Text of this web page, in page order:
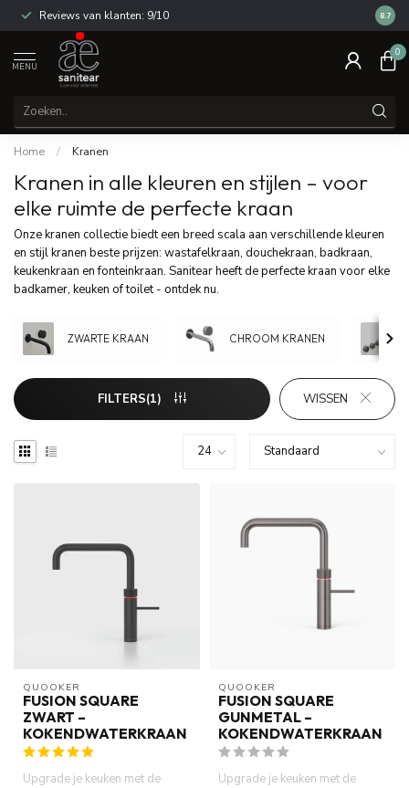
Reviews van klanten: 9/10 14
8.7
MENU
0
Home / Kranen
Kranen in alle kleuren en stijlen – voor
elke ruimte de perfecte kraan
Onze kranen collectie biedt een breed scala aan verschillende kleuren
en stijl kranen beste prijzen: wastafelkraan, douchekraan, badkraan,
keukenkraan en fonteinkraan. Sanitear heeft de perfecte kraan voor elke
badkamer, keuken of toilet - ontdek nu.
ZWARTE KRAAN CHROOM KRANEN
FILTERS(1) WISSEN
QUOOKER
FUSION SQUARE
ZWART –
KOKENDWATERKRAAN
Upgrade je keuken met de
QUOOKER
FUSION SQUARE
GUNMETAL –
KOKENDWATERKRAAN
Upgrade je keuken met de